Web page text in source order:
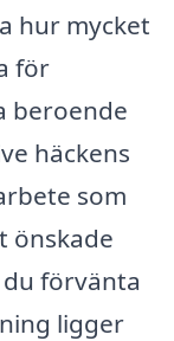
hur mycket
för
beroende
häckens
som
önskade
förvänta
ligger